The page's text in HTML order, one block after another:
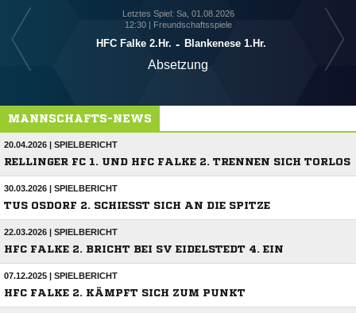
Letztes Spiel: Sa, 01.08.2026
12:30 | Freundschaftsspiele
HFC Falke 2.Hr. - Blankenese 1.Hr.
Absetzung
MANNSCHAFTS-NEWS
20.04.2026 | SPIELBERICHT
RELLINGER FC 1. UND HFC FALKE 2. TRENNEN SICH TORLOS
30.03.2026 | SPIELBERICHT
TUS OSDORF 2. SCHIESST SICH AN DIE SPITZE
22.03.2026 | SPIELBERICHT
HFC FALKE 2. BRICHT BEI SV EIDELSTEDT 4. EIN
07.12.2025 | SPIELBERICHT
HFC FALKE 2. KÄMPFT SICH ZUM PUNKT